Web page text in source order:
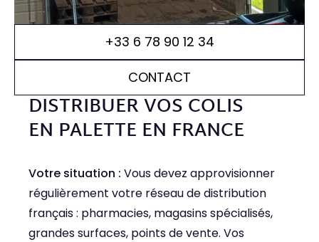
Contact
Accès
+33 6 78 90 12 34
CONTACT
DISTRIBUER VOS COLIS
EN PALETTE EN FRANCE
Votre situation :Vous devez approvisionner
régulièrement votre réseau de distribution
français : pharmacies, magasins spécialisés,
grandes surfaces, points de vente. Vos